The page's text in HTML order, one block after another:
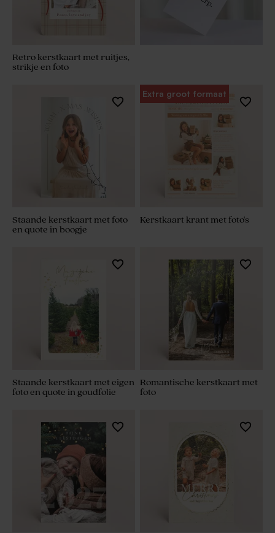
Retro kerstkaart met ruitjes,
strikje en foto
Staande kerstkaart met foto
en quote in boogje
Extra groot formaat
Kerstkaart krant met foto's
Staande kerstkaart met eigen
foto en quote in goudfolie
Romantische kerstkaart met
foto